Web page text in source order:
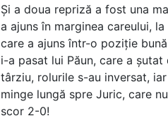
Și a doua repriză a fost una
a ajuns în marginea careului,
care a ajuns într-o poziție
i-a pasat lui Păun, care a
târziu, rolurile s-au inversat,
minge lungă spre Juric, care
scor 2-0!